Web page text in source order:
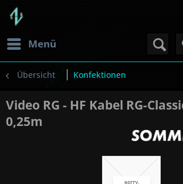
Menü
Übersicht Konfektionen
Video RG - HF Kabel RG-
0,25m